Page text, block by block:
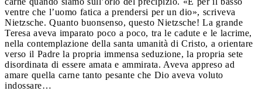
ventre che l’uomo fatica a prendersi per un dio», scriveva
Nietzsche. Quanto buonsenso, questo Nietzsche! La grande
Teresa aveva imparato poco a poco, tra le cadute e le lacrime,
nella contemplazione della santa umanità di Cristo, a orientare
verso il Padre la propria immensa seduzione, la propria sete
disordinata di essere amata e ammirata. Aveva appreso ad
amare quella carne tanto pesante che Dio aveva voluto
indossare…